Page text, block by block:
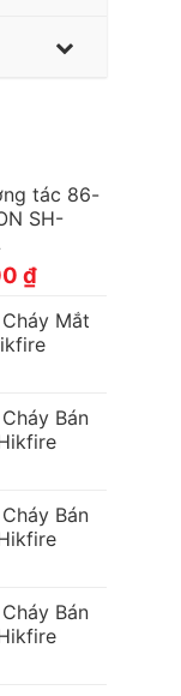
tác 86-
SH-
₫
Mắt
Bán
Bán
Bán